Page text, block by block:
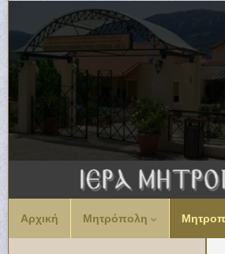
Αρχική Μητρόπολη